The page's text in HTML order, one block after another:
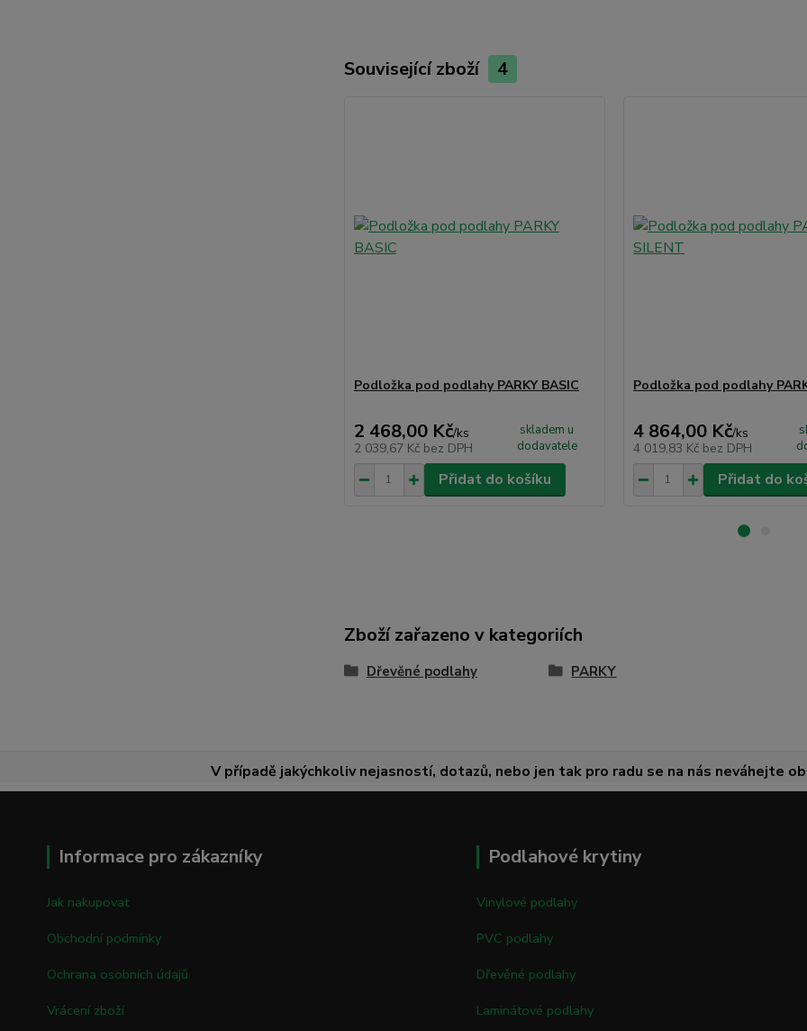
Související zboží 4
Podložka pod podlahy PARKY BASIC
2 468,00 Kč/ks
2 039,67 Kč bez DPH
skladem u
dodavatele
Přidat do košíku
Podložka pod podlahy
4 864,00 Kč/ks
4 019,83 Kč bez DPH
Přidat do
Zboží zařazeno v kategoriích
Dřevěné podlahy PARKY
V případě jakýchkoliv nejasností, dotazů, nebo jen tak pro radu se na nás neváhejte
Informace pro zákazníky
Jak nakupovat
Obchodní podmínky
Ochrana osobních údajů
Vrácení zboží
Podlahové krytiny
Vinylové podlahy
PVC podlahy
Dřevěné podlahy
Laminátové podlahy